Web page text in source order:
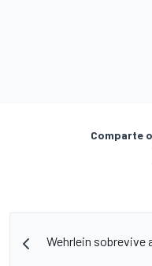
Comparte
Wehrlein sobrevive